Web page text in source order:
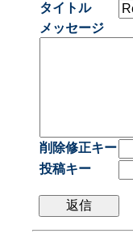
タイトル
メッセージ
削除修正キー
投稿キー